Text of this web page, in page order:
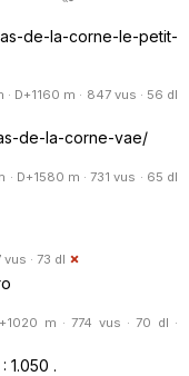
de-la-corne-le-petit-
· D+1160 m · 847 vus · 56 dl
de-la-corne-vae/
· D+1580 m · 731 vus · 65 dl
vus · 73 dl
m · 774 vus · 70 dl ·
1.050 .